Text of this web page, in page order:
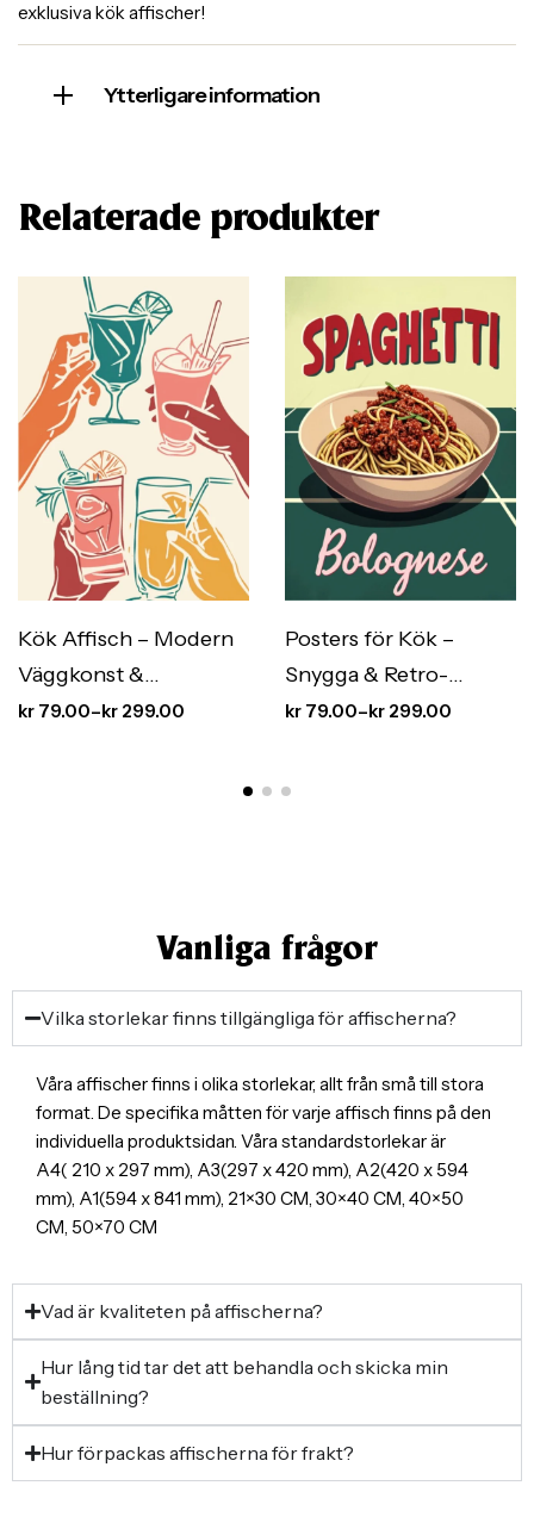
exklusiva kök affischer!
Ytterligare information
Relaterade produkter
Kök Affisch – Modern
Väggkonst &
Köksinredning med
kr 79.00–kr 299.00
Posters för Kök –
Snygga & Retro-
Inspirerade Kökstavlor
kr 79.00–kr 299.00
Vanliga frågor
Vilka storlekar finns tillgängliga för affischerna?
Våra affischer finns i olika storlekar, allt från små till stora
format. De specifika måtten för varje affisch finns på den
individuella produktsidan. Våra standardstorlekar är
A4( 210 x 297 mm), A3(297 x 420 mm), A2(420 x 594
mm), A1(594 x 841 mm), 21×30 CM, 30×40 CM, 40×50
CM, 50×70 CM
Vad är kvaliteten på affischerna?
Hur lång tid tar det att behandla och skicka min
beställning?
Hur förpackas affischerna för frakt?